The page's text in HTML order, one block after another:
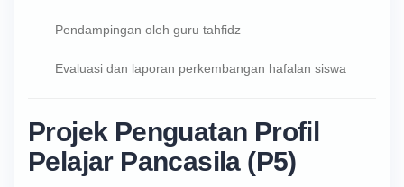
Pendampingan oleh guru tahfidz
Evaluasi dan laporan perkembangan hafalan siswa
Projek Penguatan Profil
Pelajar Pancasila (P5)